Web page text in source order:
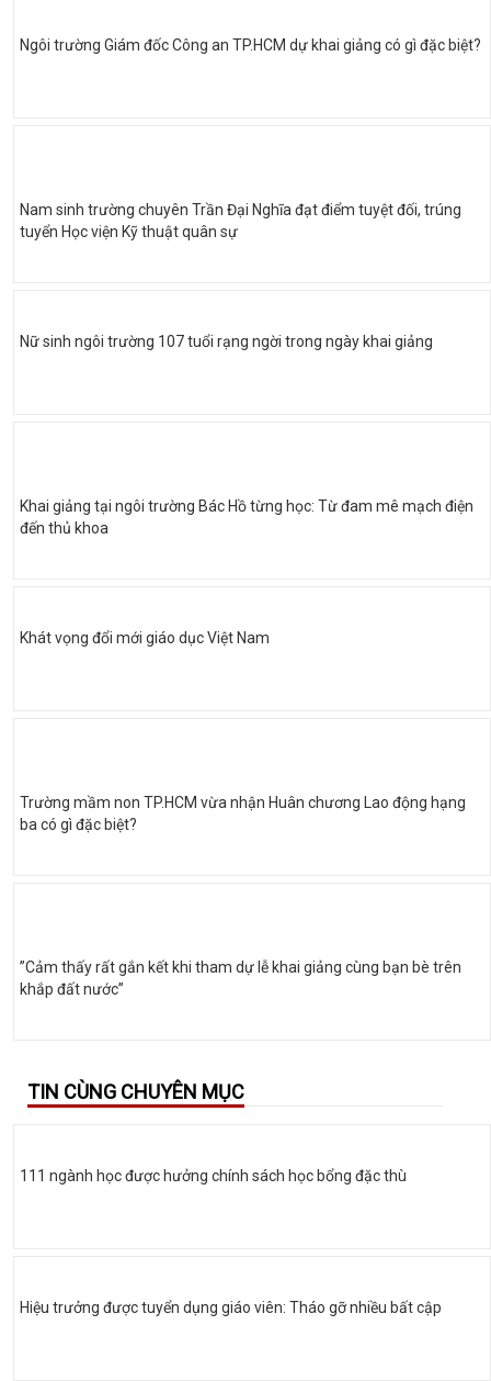
Ngôi trường Giám đốc Công an TP.HCM dự khai giảng có gì đặc biệt?
Nam sinh trường chuyên Trần Đại Nghĩa đạt điểm tuyệt đối, trúng
tuyển Học viện Kỹ thuật quân sự
Nữ sinh ngôi trường 107 tuổi rạng ngời trong ngày khai giảng
Khai giảng tại ngôi trường Bác Hồ từng học: Từ đam mê mạch điện
đến thủ khoa
Khát vọng đổi mới giáo dục Việt Nam
Trường mầm non TP.HCM vừa nhận Huân chương Lao động hạng
ba có gì đặc biệt?
”Cảm thấy rất gắn kết khi tham dự lễ khai giảng cùng bạn bè trên
khắp đất nước”
TIN CÙNG CHUYÊN MỤC
111 ngành học được hưởng chính sách học bổng đặc thù
Hiệu trưởng được tuyển dụng giáo viên: Tháo gỡ nhiều bất cập